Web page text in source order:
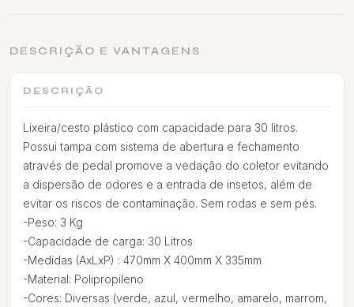
DESCRIÇÃO E VANTAGENS
DESCRIÇÃO
Lixeira/cesto plástico com capacidade para 30 litros.
Possui tampa com sistema de abertura e fechamento
através de pedal promove a vedação do coletor evitando
a dispersão de odores e a entrada de insetos, além de
evitar os riscos de contaminação. Sem rodas e sem pés.
-Peso: 3 Kg
-Capacidade de carga: 30 Litros
-Medidas (AxLxP) : 470mm X 400mm X 335mm
-Material: Polipropileno
-Cores: Diversas (verde, azul, vermelho, amarelo, marrom,